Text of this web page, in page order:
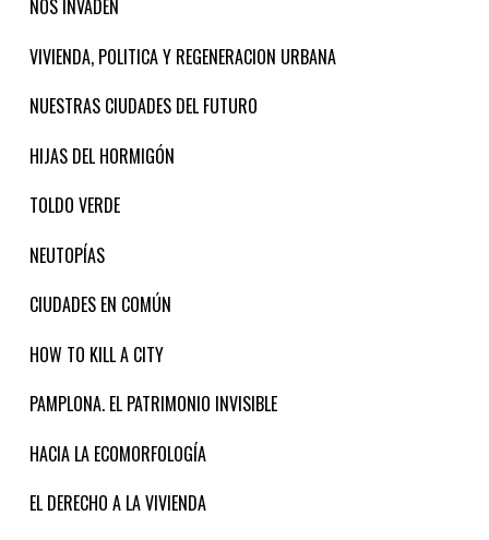
NOS INVADEN
VIVIENDA, POLITICA Y REGENERACION URBANA
NUESTRAS CIUDADES DEL FUTURO
HIJAS DEL HORMIGÓN
TOLDO VERDE
NEUTOPÍAS
CIUDADES EN COMÚN
HOW TO KILL A CITY
PAMPLONA. EL PATRIMONIO INVISIBLE
HACIA LA ECOMORFOLOGÍA
EL DERECHO A LA VIVIENDA